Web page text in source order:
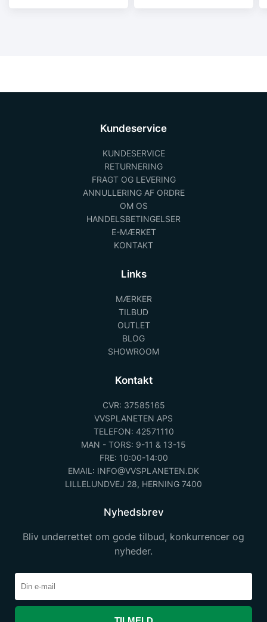
Kundeservice
KUNDESERVICE
RETURNERING
FRAGT OG LEVERING
ANNULLERING AF ORDRE
OM OS
HANDELSBETINGELSER
E-MÆRKET
KONTAKT
Links
MÆRKER
TILBUD
OUTLET
BLOG
SHOWROOM
Kontakt
CVR: 37585165
VVSPLANETEN APS
TELEFON: 42571110
MAN - TORS: 9-11 & 13-15
FRE: 10:00-14:00
EMAIL: INFO@VVSPLANETEN.DK
LILLELUNDVEJ 28, HERNING 7400
Nyhedsbrev
Bliv underrettet om gode tilbud, konkurrencer og
nyheder.